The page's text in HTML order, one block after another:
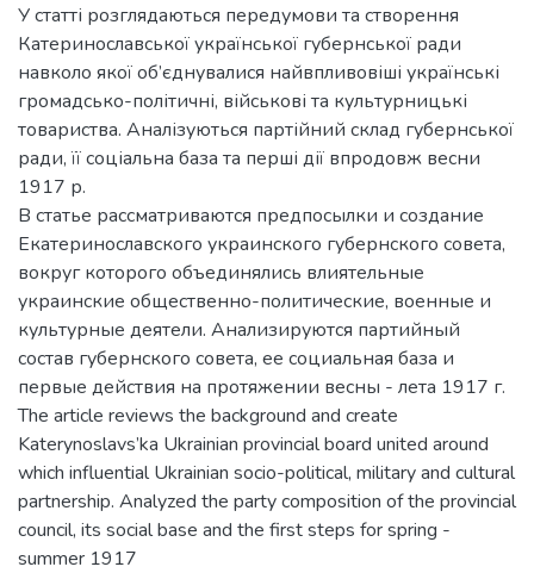
У статті розглядаються передумови та створення
Катеринославської української губернської ради
навколо якої об’єднувалися найвпливовіші українські
громадсько-політичні, військові та культурницькі
товариства. Аналізуються партійний склад губернської
ради, її соціальна база та перші дії впродовж весни
1917 р.
В статье рассматриваются предпосылки и создание
Екатеринославского украинского губернского совета,
вокруг которого объединялись влиятельные
украинские общественно-политические, военные и
культурные деятели. Анализируются партийный
состав губернского совета, ее социальная база и
первые действия на протяжении весны - лета 1917 г.
The article reviews the background and create
Katerynoslavs’ka Ukrainian provincial board united around
which influential Ukrainian socio-political, military and cultural
partnership. Analyzed the party composition of the provincial
council, its social base and the first steps for spring -
summer 1917